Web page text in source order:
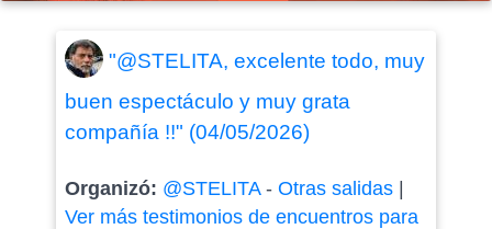
"@STELITA, excelente todo, muy
buen espectáculo y muy grata
compañía !!" (04/05/2026)
Organizó: @STELITA- Otras salidas|
Ver más testimonios de encuentros para